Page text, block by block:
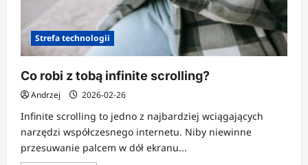
Strefa technologii
Co robi z tobą infinite scrolling?
Andrzej 2026-02-26
Infinite scrolling to jedno z najbardziej wciągających
narzędzi współczesnego internetu. Niby niewinne
przesuwanie palcem w dół ekranu...